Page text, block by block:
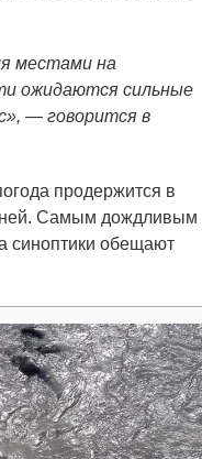
местами на
ожидаются сильные
— говорится в
продержится в
Самым дождливым
синоптики обещают